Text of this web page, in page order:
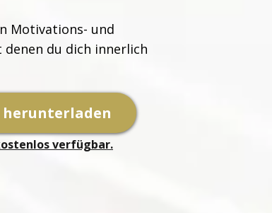
Motivations- und
du dich innerlich
herunterladen
verfügbar.